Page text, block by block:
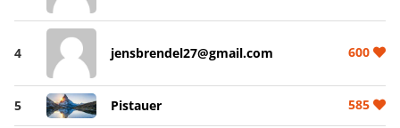
4 jensbrendel27@gmail.com 600
5 Pistauer 585